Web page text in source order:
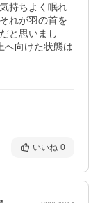
持ちよく眠れ
れが羽の首を
と思いまし
へ向けた状態は
いいね 0